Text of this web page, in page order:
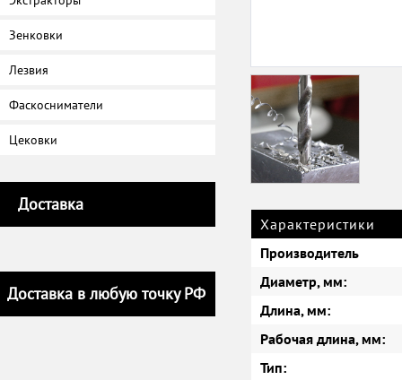
Зенковки
Лезвия
Фаскосниматели
Цековки
Доставка
Доставка в любую точку РФ
Характеристики
Производитель
Диаметр, мм:
Длина, мм:
Рабочая длина, мм:
Тип: